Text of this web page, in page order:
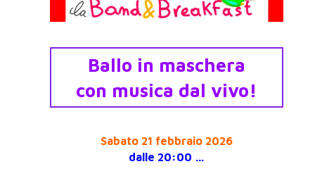
Ballo in maschera
con musica dal vivo!
Sabato 21 febbraio 2026
dalle 20:00 …